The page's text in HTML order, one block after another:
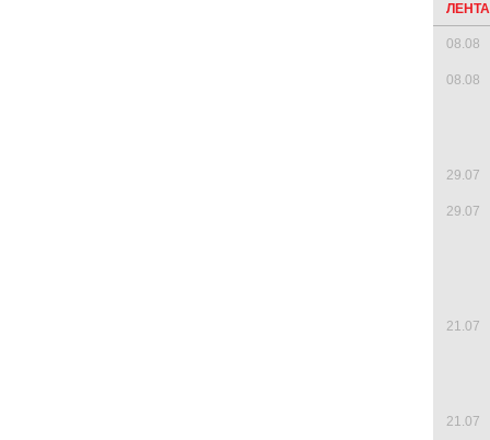
08.08
08.08
29.07
29.07
21.07
21.07